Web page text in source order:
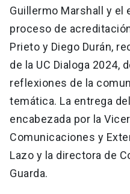
Guillermo Marshall y el
proceso de
Prieto y Diego Durán,
de la UC Dialoga 2024,
reflexiones de la
temática. La entrega
encabezada por la
Comunicaciones y
Lazo y la directora de
Guarda.